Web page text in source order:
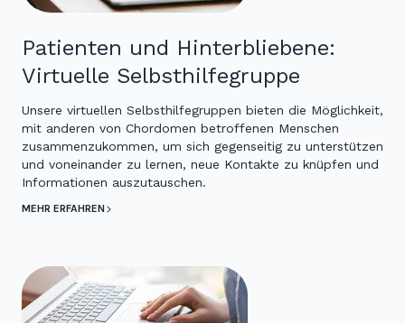
Patienten und Hinterbliebene:
Virtuelle Selbsthilfegruppe
Unsere virtuellen Selbsthilfegruppen bieten die Möglichkeit,
mit anderen von Chordomen betroffenen Menschen
zusammenzukommen, um sich gegenseitig zu unterstützen
und voneinander zu lernen, neue Kontakte zu knüpfen und
Informationen auszutauschen.
MEHR ERFAHREN